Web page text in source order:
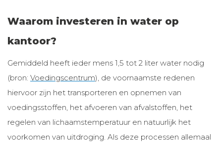
Waarom investeren in water op
kantoor?
Gemiddeld heeft ieder mens 1,5 tot 2 liter water nodig
(bron: Voedingscentrum), de voornaamste redenen
hiervoor zijn het transporteren en opnemen van
voedingsstoffen, het afvoeren van afvalstoffen, het
regelen van lichaamstemperatuur en natuurlijk het
voorkomen van uitdroging. Als deze processen allemaal